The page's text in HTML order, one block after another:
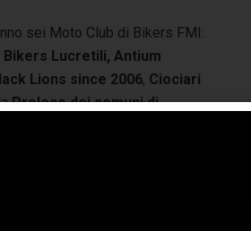
sei Moto Club di Bikers FMI:
Bikers Lucretili, Antium
Lions since 2006, Ciociari
Proloco dei comuni di